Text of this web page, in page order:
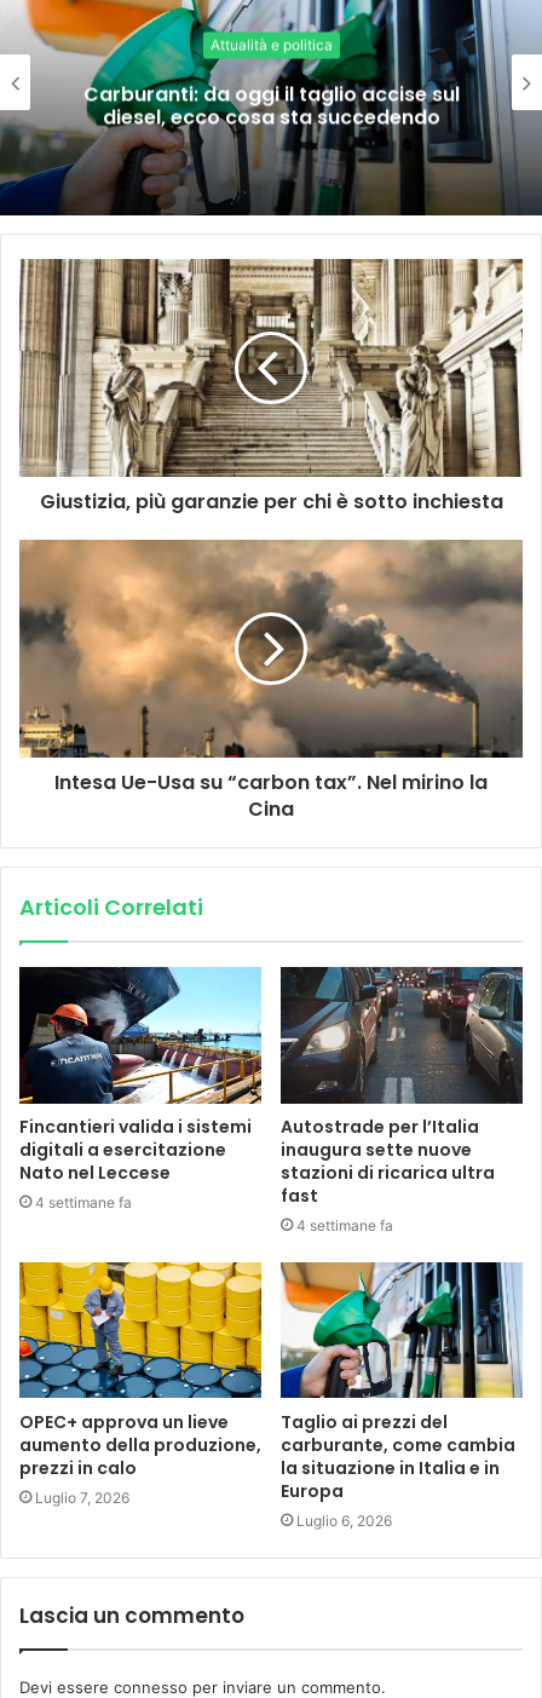
Attualità e politica
Carburanti: da oggi il taglio accise sul
diesel, ecco cosa sta succedendo
Giustizia, più garanzie per chi è sotto inchiesta
Intesa Ue-Usa su “carbon tax”. Nel mirino la
Cina
Articoli Correlati
Fincantieri valida i sistemi
digitali a esercitazione
Nato nel Leccese
4 settimane fa
Autostrade per l’Italia
inaugura sette nuove
stazioni di ricarica ultra
fast
4 settimane fa
OPEC+ approva un lieve
aumento della produzione,
prezzi in calo
Luglio 7, 2026
Taglio ai prezzi del
carburante, come cambia
la situazione in Italia e in
Europa
Luglio 6, 2026
Lascia un commento
Devi essere connesso per inviare un commento.